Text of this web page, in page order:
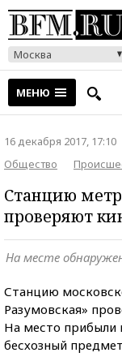
Москва
МЕНЮ
16 декабря 2017, 17:10
Общество
Станцию
проверяют
На месте
Станцию
Разумовская»
На место прибыли
бесхозный